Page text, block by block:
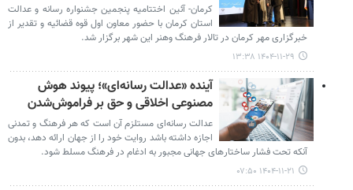
کرمان- آئین اختتامیه پنجمین جشنواره رسانه و عدالت
استان کرمان با حضور معاون اول قوه قضائیه و تقدیر از
خبرگزاری مهر کرمان در تالار فرهنگ وهنر این شهر برگزار شد.
۱۴۰۴-۱۱-۲۹ ۱۳:۳۸
آینده «عدالت رسانه‌ای»؛ پیوند هوش
مصنوعی اخلاقی و حق بر فراموش‌شدن
عدالت رسانه‌ای مستلزم آن است که هر فرهنگ و تمدنی
اجازه داشته باشد روایت خود را از جهان ارائه دهد، بدون
آنکه تحت فشار ساختارهای جهانی مجبور به ادغام در فرهنگ مسلط شود.
۱۴۰۴-۱۱-۲۱ ۰۷:۵۰